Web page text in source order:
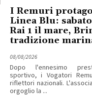
I Remuri
Linea Blu:
Rai 1 il mare,
tradizione
08/08/2026
Dopo l'ennesimo
sportivo, i Vogatori
riflettori nazionali.
orgoglio la ...